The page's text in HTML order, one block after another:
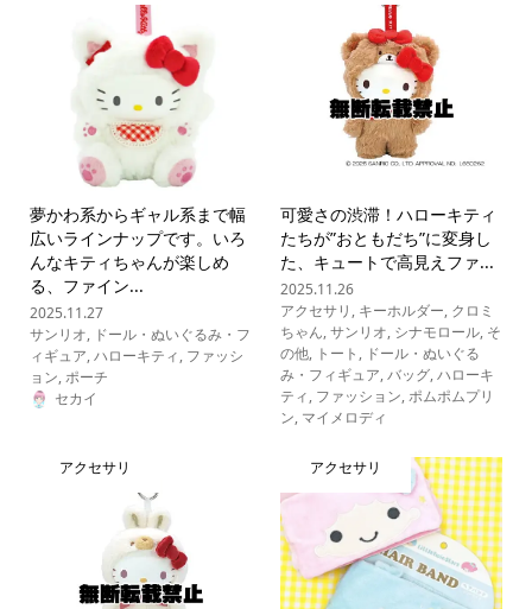
夢かわ系からギャル系まで幅
広いラインナップです。いろ
んなキティちゃんが楽しめ
る、ファイン...
2025.11.27
サンリオ, ドール・ぬいぐるみ・フ
ィギュア,ハローキティ, ファッシ
ョン,ポーチ
セカイ
可愛さの渋滞！ハローキティ
たちが”おともだち”に変身し
た、キュートで高見えファ...
2025.11.26
アクセサリ , キーホルダー, クロミ
ちゃん,サンリオ, シナモロール, そ
の他, トート , ドール・ぬいぐる
み・フィギュア,バッグ,ハローキ
ティ, ファッション,ポムポムプリ
ン, マイメロディ
アクセサリ アクセサリ